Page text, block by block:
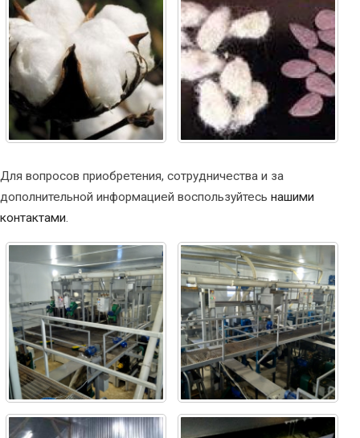
Для вопросов приобретения, сотрудничества и за
дополнительной информацией воспользуйтесь нашими
контактами.